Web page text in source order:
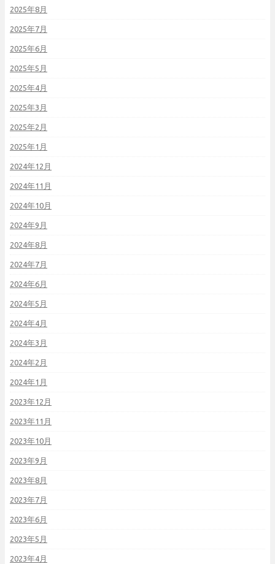
2025年8月
2025年7月
2025年6月
2025年5月
2025年4月
2025年3月
2025年2月
2025年1月
2024年12月
2024年11月
2024年10月
2024年9月
2024年8月
2024年7月
2024年6月
2024年5月
2024年4月
2024年3月
2024年2月
2024年1月
2023年12月
2023年11月
2023年10月
2023年9月
2023年8月
2023年7月
2023年6月
2023年5月
2023年4月